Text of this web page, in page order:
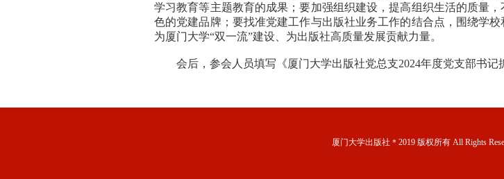
学习教育等主题教育的成果；要加强组织建设，提高组织生活的质量
色的党建品牌；要找准党建工作与出版社业务工作的结合点，围绕学
为厦门大学“双一流”建设、为出版社高质量发展贡献力量。
会后，参会人员填写《厦门大学出版社党总支2024年度党支部书记
厦门大学出版社＊2019 版权所有 All Rights